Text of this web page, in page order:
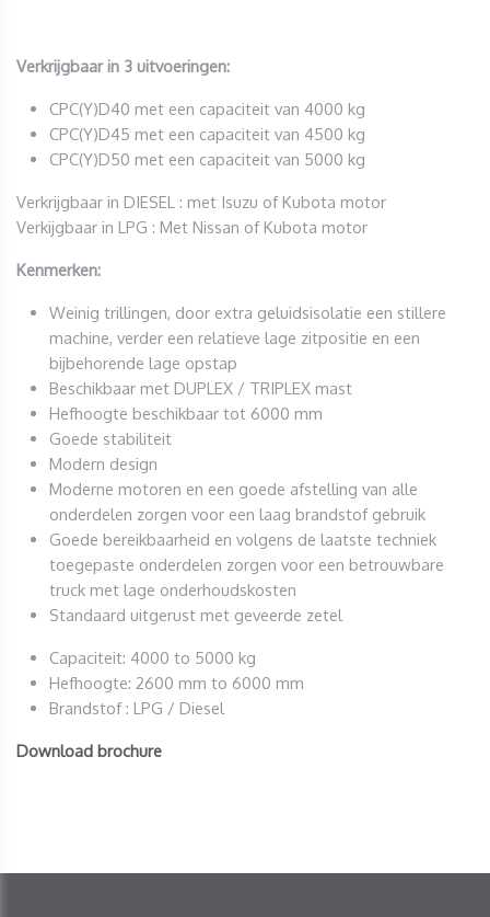
Verkrijgbaar in 3 uitvoeringen:
CPC(Y)D40 met een capaciteit van 4000 kg
CPC(Y)D45 met een capaciteit van 4500 kg
CPC(Y)D50 met een capaciteit van 5000 kg
Verkrijgbaar in DIESEL : met Isuzu of Kubota motor
Verkijgbaar in LPG : Met Nissan of Kubota motor
Kenmerken:
Weinig trillingen, door extra geluidsisolatie een stillere
machine, verder een relatieve lage zitpositie en een
bijbehorende lage opstap
Beschikbaar met DUPLEX / TRIPLEX mast
Hefhoogte beschikbaar tot 6000 mm
Goede stabiliteit
Modern design
Moderne motoren en een goede afstelling van alle
onderdelen zorgen voor een laag brandstof gebruik
Goede bereikbaarheid en volgens de laatste techniek
toegepaste onderdelen zorgen voor een betrouwbare
truck met lage onderhoudskosten
Standaard uitgerust met geveerde zetel
Capaciteit: 4000 to 5000 kg
Hefhoogte: 2600 mm to 6000 mm
Brandstof : LPG / Diesel
Download brochure